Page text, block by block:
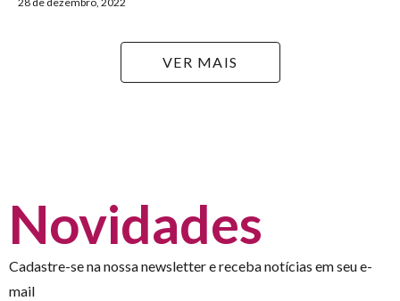
VER MAIS
Novidades
Cadastre-se na nossa newsletter e receba notícias em seu e-
mail